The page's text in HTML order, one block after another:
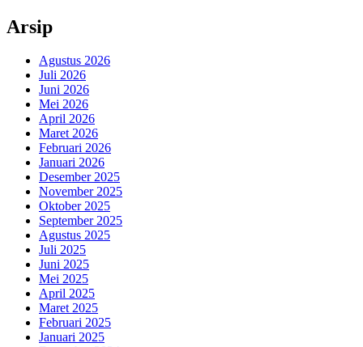
Arsip
Agustus 2026
Juli 2026
Juni 2026
Mei 2026
April 2026
Maret 2026
Februari 2026
Januari 2026
Desember 2025
November 2025
Oktober 2025
September 2025
Agustus 2025
Juli 2025
Juni 2025
Mei 2025
April 2025
Maret 2025
Februari 2025
Januari 2025